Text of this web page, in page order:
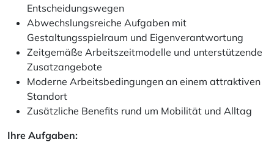
Entscheidungswegen
Abwechslungsreiche Aufgaben mit
Gestaltungsspielraum und Eigenverantwortung
Zeitgemäße Arbeitszeitmodelle und unterstützende
Zusatzangebote
Moderne Arbeitsbedingungen an einem attraktiven
Standort
Zusätzliche Benefits rund um Mobilität und Alltag
Ihre Aufgaben: